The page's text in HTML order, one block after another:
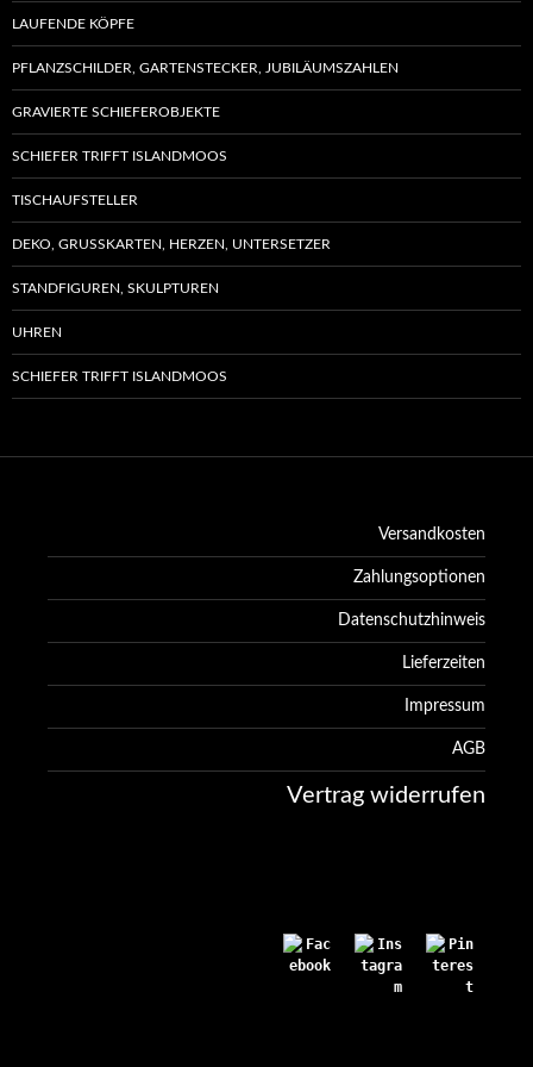
LAUFENDE KÖPFE
PFLANZSCHILDER, GARTENSTECKER, JUBILÄUMSZAHLEN
GRAVIERTE SCHIEFEROBJEKTE
SCHIEFER TRIFFT ISLANDMOOS
TISCHAUFSTELLER
DEKO, GRUSSKARTEN, HERZEN, UNTERSETZER
STANDFIGUREN, SKULPTUREN
UHREN
SCHIEFER TRIFFT ISLANDMOOS
Versandkosten
Zahlungsoptionen
Datenschutzhinweis
Lieferzeiten
Impressum
AGB
Vertrag widerrufen